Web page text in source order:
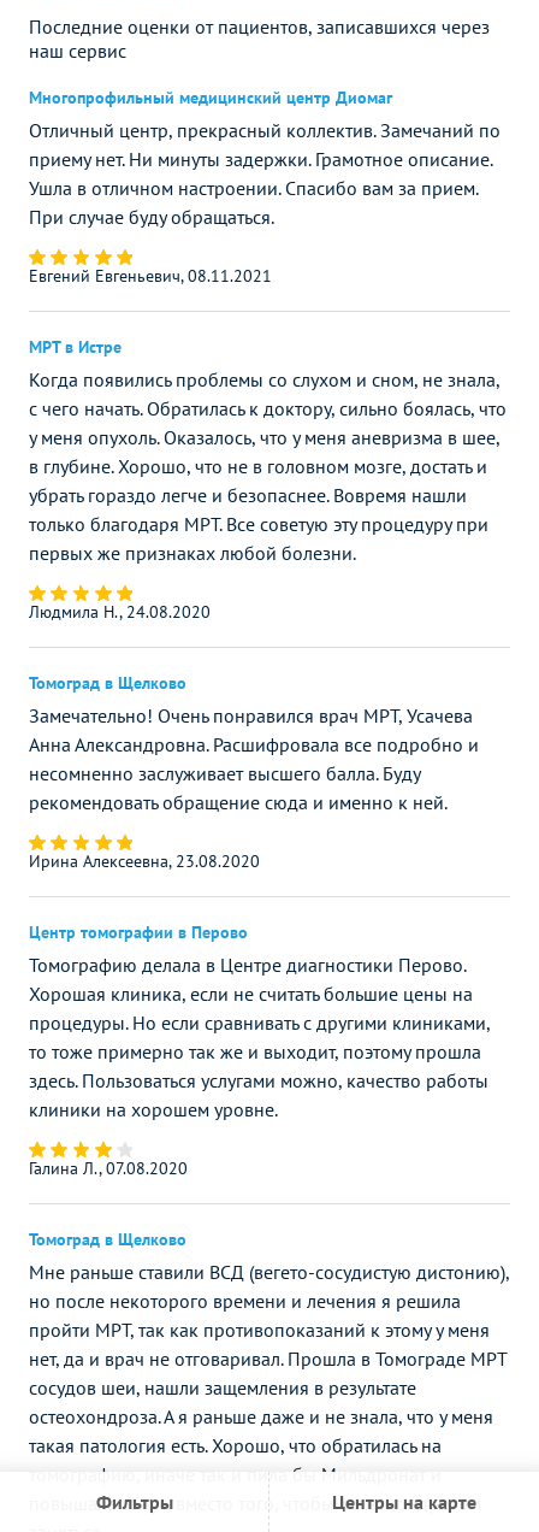
Фильтры Центры на карте
Последние оценки от пациентов, записавшихся через
наш сервис
Многопрофильный медицинский центр Диомаг
Отличный центр, прекрасный коллектив. Замечаний по
приему нет. Ни минуты задержки. Грамотное описание.
Ушла в отличном настроении. Спасибо вам за прием.
При случае буду обращаться.
Евгений Евгеньевич, 08.11.2021
МРТ в Истре
Когда появились проблемы со слухом и сном, не знала,
с чего начать. Обратилась к доктору, сильно боялась, что
у меня опухоль. Оказалось, что у меня аневризма в шее,
в глубине. Хорошо, что не в головном мозге, достать и
убрать гораздо легче и безопаснее. Вовремя нашли
только благодаря МРТ. Все советую эту процедуру при
первых же признаках любой болезни.
Людмила Н., 24.08.2020
Томоград в Щелково
Замечательно! Очень понравился врач МРТ, Усачева
Анна Александровна. Расшифровала все подробно и
несомненно заслуживает высшего балла. Буду
рекомендовать обращение сюда и именно к ней.
Ирина Алексеевна, 23.08.2020
Центр томографии в Перово
Томографию делала в Центре диагностики Перово.
Хорошая клиника, если не считать большие цены на
процедуры. Но если сравнивать с другими клиниками,
то тоже примерно так же и выходит, поэтому прошла
здесь. Пользоваться услугами можно, качество работы
клиники на хорошем уровне.
Галина Л., 07.08.2020
Томоград в Щелково
Мне раньше ставили ВСД (вегето-сосудистую дистонию),
но после некоторого времени и лечения я решила
пройти МРТ, так как противопоказаний к этому у меня
нет, да и врач не отговаривал. Прошла в Томограде МРТ
сосудов шеи, нашли защемления в результате
остеохондроза. А я раньше даже и не знала, что у меня
такая патология есть. Хорошо, что обратилась на
томографию, иначе так и пила бы Мильдронат и
повышала тонус, вместо того, чтобы остеохондрозом